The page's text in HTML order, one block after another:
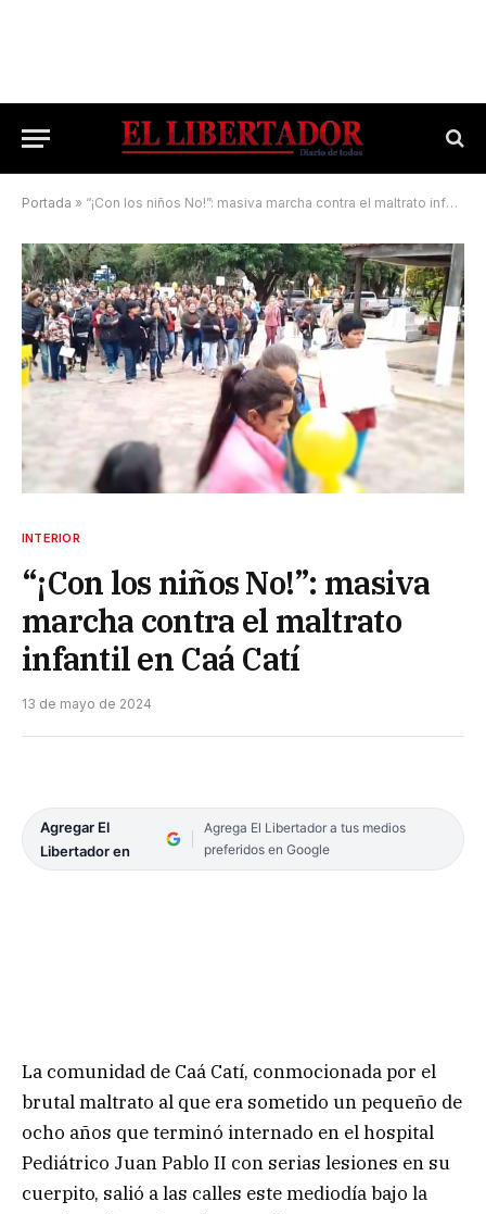
Portada » “¡Con los niños No!”: masiva marcha contra el maltrato infantil en Caá Catí
INTERIOR
“¡Con los niños No!”: masiva
marcha contra el maltrato
infantil en Caá Catí
13 de mayo de 2024
Agregar El
Libertador en
Agrega El Libertador a tus medios
preferidos en Google
La comunidad de Caá Catí, conmocionada por el
brutal maltrato al que era sometido un pequeño de
ocho años que terminó internado en el hospital
Pediátrico Juan Pablo II con serias lesiones en su
cuerpito, salió a las calles este mediodía bajo la